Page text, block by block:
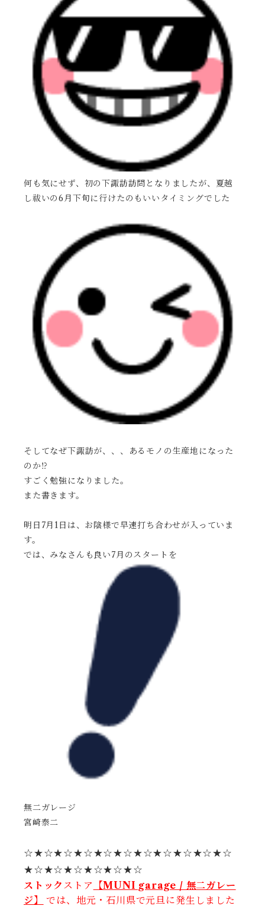
何も気にせず、初の下諏訪訪問となりましたが、夏越
し祓いの6月下旬に行けたのもいいタイミングでした
そしてなぜ下諏訪が、、、あるモノの生産地になった
のか⁉️
すごく勉強になりました。
また書きます。
明日7月1日は、お陰様で早速打ち合わせが入っていま
す。
では、みなさんも良い7月のスタートを
無二ガレージ
宮崎泰二
☆★☆★☆★☆★☆★☆★☆★☆★☆★☆★☆
★☆★☆★☆★☆★☆★☆
ストック ストア
【MUNI garage / 無二ガレー
ジ】
では、地元・石川県で元旦に発生しました